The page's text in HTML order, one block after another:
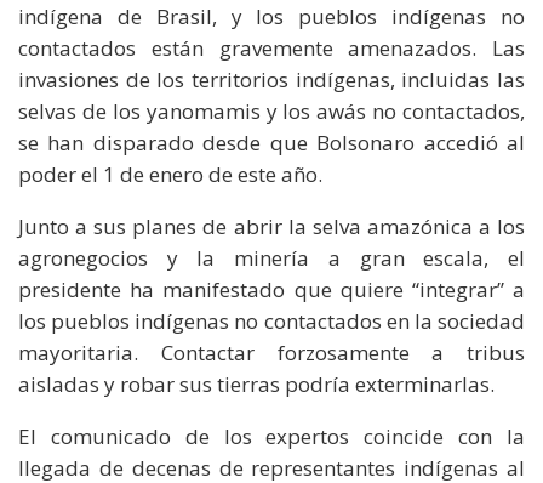
indígena de Brasil, y los pueblos indígenas no
contactados están gravemente amenazados. Las
invasiones de los territorios indígenas, incluidas las
selvas de los yanomamis y los awás no contactados,
se han disparado desde que Bolsonaro accedió al
poder el 1 de enero de este año.
Junto a sus planes de abrir la selva amazónica a los
agronegocios y la minería a gran escala, el
presidente ha manifestado que quiere “integrar” a
los pueblos indígenas no contactados en la sociedad
mayoritaria. Contactar forzosamente a tribus
aisladas y robar sus tierras podría exterminarlas.
El comunicado de los expertos coincide con la
llegada de decenas de representantes indígenas al